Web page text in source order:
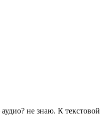
не знаю. К текстовой